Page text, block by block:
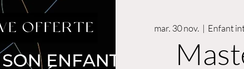
mar. 30 nov.
  |
Enfant